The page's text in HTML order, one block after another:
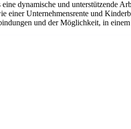
dynamische und unterstützende
einer Unternehmensrente und
und der Möglichkeit, in